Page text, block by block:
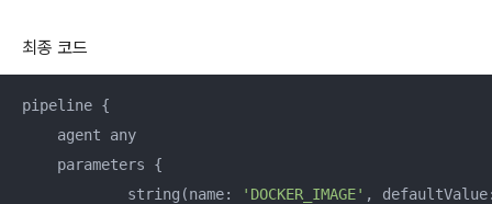
최종 코드
pipeline {
    agent any
    parameters {
            string(name:
'DOCKER_IMAGE' ,